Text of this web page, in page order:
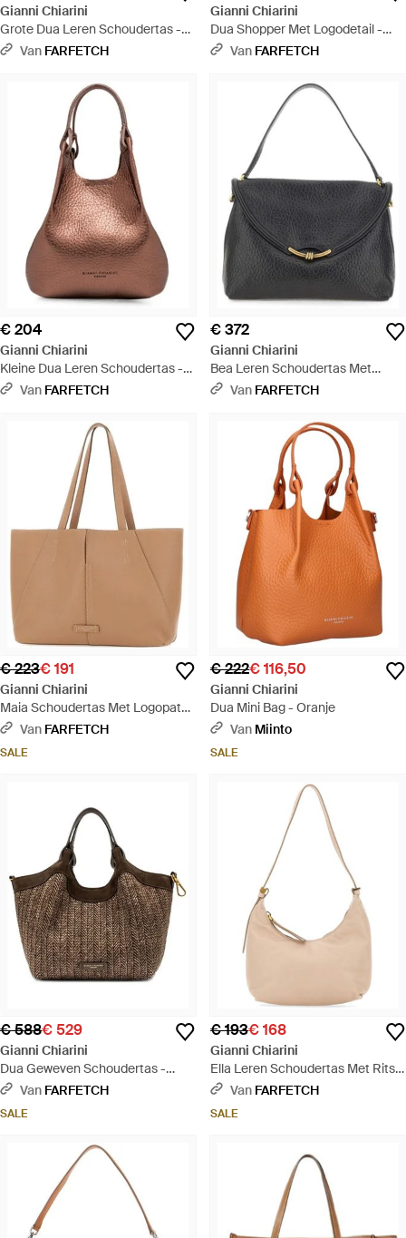
Gianni Chiarini
Grote Dua Leren Schoudertas -
Zwart
Van FARFETCH
Gianni Chiarini
Dua Shopper Met Logodetail -
Naturel
Van FARFETCH
€ 204
Gianni Chiarini
Kleine Dua Leren Schoudertas -
BruinVan FARFETCH
€ 372
Gianni Chiarini
Bea Leren Schoudertas Met
Textuur - Zwart
Van FARFETCH
€ 223€ 191
Gianni Chiarini
Maia Schoudertas Met Logopatch
- Naturel
Van FARFETCH
SALE
€ 222€ 116,50
Gianni Chiarini
Dua Mini Bag - Oranje
Van Miinto
SALE
€ 588€ 529
Gianni Chiarini
Dua Geweven Schoudertas -
BruinVan FARFETCH
SALE
€ 193€ 168
Gianni Chiarini
Ella Leren Schoudertas Met Rits -
Naturel
Van FARFETCH
SALE